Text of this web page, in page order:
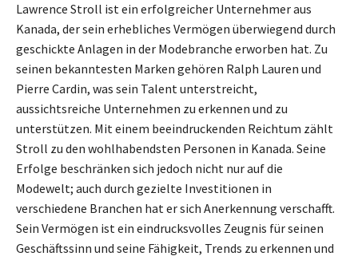
Lawrence Stroll ist ein erfolgreicher Unternehmer aus
Kanada, der sein erhebliches Vermögen überwiegend durch
geschickte Anlagen in der Modebranche erworben hat. Zu
seinen bekanntesten Marken gehören Ralph Lauren und
Pierre Cardin, was sein Talent unterstreicht,
aussichtsreiche Unternehmen zu erkennen und zu
unterstützen. Mit einem beeindruckenden Reichtum zählt
Stroll zu den wohlhabendsten Personen in Kanada. Seine
Erfolge beschränken sich jedoch nicht nur auf die
Modewelt; auch durch gezielte Investitionen in
verschiedene Branchen hat er sich Anerkennung verschafft.
Sein Vermögen ist ein eindrucksvolles Zeugnis für seinen
Geschäftssinn und seine Fähigkeit, Trends zu erkennen und